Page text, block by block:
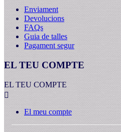
Enviament
Devolucions
FAQs
Guia de talles
Pagament segur
EL TEU COMPTE
EL TEU COMPTE

El meu compte